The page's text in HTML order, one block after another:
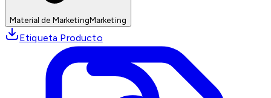
Material de MarketingMarketing
Etiqueta Producto